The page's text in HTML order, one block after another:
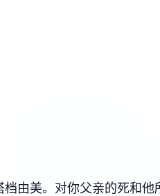
由美。对你父亲的死和